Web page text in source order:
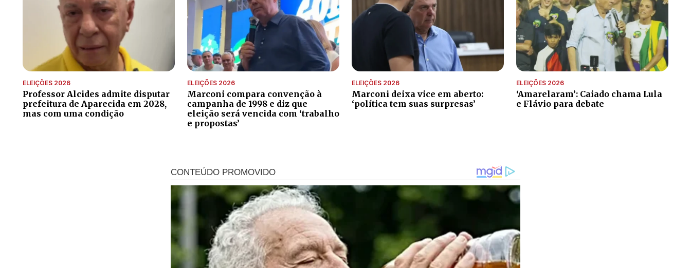
ELEIÇÕES 2026
Professor Alcides admite disputar
prefeitura de Aparecida em 2028,
mas com uma condição
ELEIÇÕES 2026
Marconi compara convenção à
campanha de 1998 e diz que
eleição será vencida com ‘trabalho
e propostas’
ELEIÇÕES 2026
Marconi deixa vice em aberto:
‘política tem suas surpresas’
ELEIÇÕES 2026
‘Amarelaram’: Caiado chama Lula
e Flávio para debate